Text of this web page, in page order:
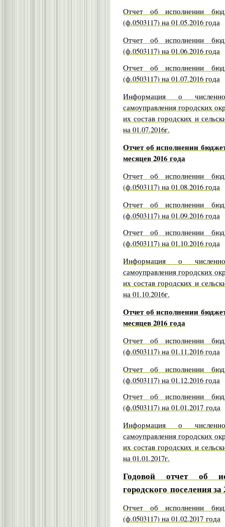
Отчет об исполнении
(ф.0503117) на 01.05.2016 года
Отчет об исполнении
(ф.0503117) на 01.06.2016 года
Отчет об исполнении
(ф.0503117) на 01.07.2016 года
Информация о
самоуправления городских
их состав городских и
на 01.07.2016г.
Отчет об исполнении
месяцев 2016 года
Отчет об исполнении
(ф.0503117) на 01.08.2016 года
Отчет об исполнении
(ф.0503117) на 01.09.2016 года
Отчет об исполнении
(ф.0503117) на 01.10.2016 года
Информация о
самоуправления городских
их состав городских и
на 01.10.2016г.
Отчет об исполнении
месяцев 2016 года
Отчет об исполнении
(ф.0503117) на 01.11.2016 года
Отчет об исполнении
(ф.0503117) на 01.12.2016 года
Отчет об исполнении
(ф.0503117) на 01.01.2017 года
Информация о
самоуправления городских
их состав городских и
на 01.01.2017г.
Годовой отчет об
городского поселения за
Отчет об исполнении
(ф.0503117) на 01.02.2017 года